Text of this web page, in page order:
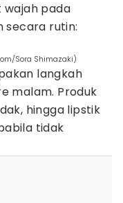
pada
secara rutin:
Sora Shimazaki)
langkah
malam. Produk
hingga lipstik
tidak